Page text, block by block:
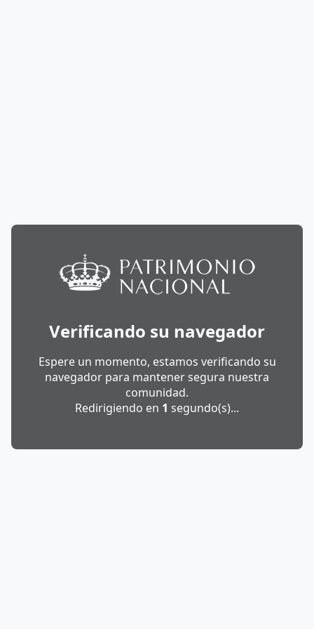
Verificando su navegador
Espere un momento, estamos verificando su
navegador para mantener segura nuestra
comunidad.
Redirigiendo en 1 segundo(s)...